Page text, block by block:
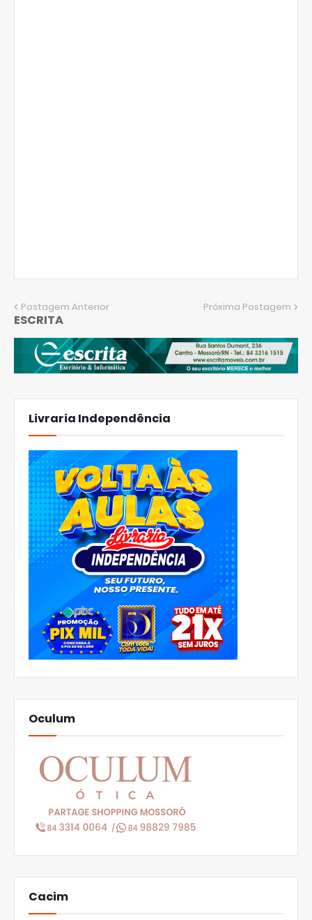
Postagem Anterior Próxima Postagem
ESCRITA
Livraria Independência
Oculum
Cacim